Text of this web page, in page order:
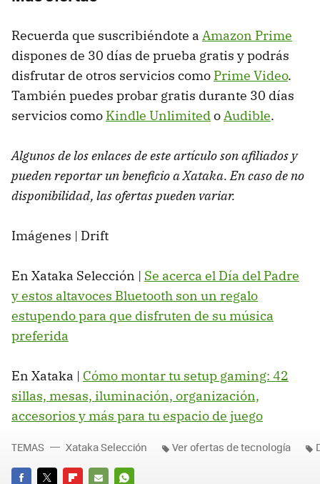
Recuerda que suscribiéndote a Amazon Prime
dispones de 30 días de prueba gratis y podrás
disfrutar de otros servicios como Prime Video.
También puedes probar gratis durante 30 días
servicios como Kindle UnlimitedoAudible.
Algunos de los enlaces de este artículo son afiliados y
pueden reportar un beneficio a Xataka. En caso de no
disponibilidad, las ofertas pueden variar.
Imágenes | Drift
En Xataka Selección | Se acerca el Día del Padre
y estos altavoces Bluetooth son un regalo
estupendo para que disfruten de su música
preferida
En Xataka | Cómo montar tu setup gaming: 42
sillas, mesas, iluminación, organización,
accesorios y más para tu espacio de juego
TEMAS Xataka Selección Ver ofertas de tecnología